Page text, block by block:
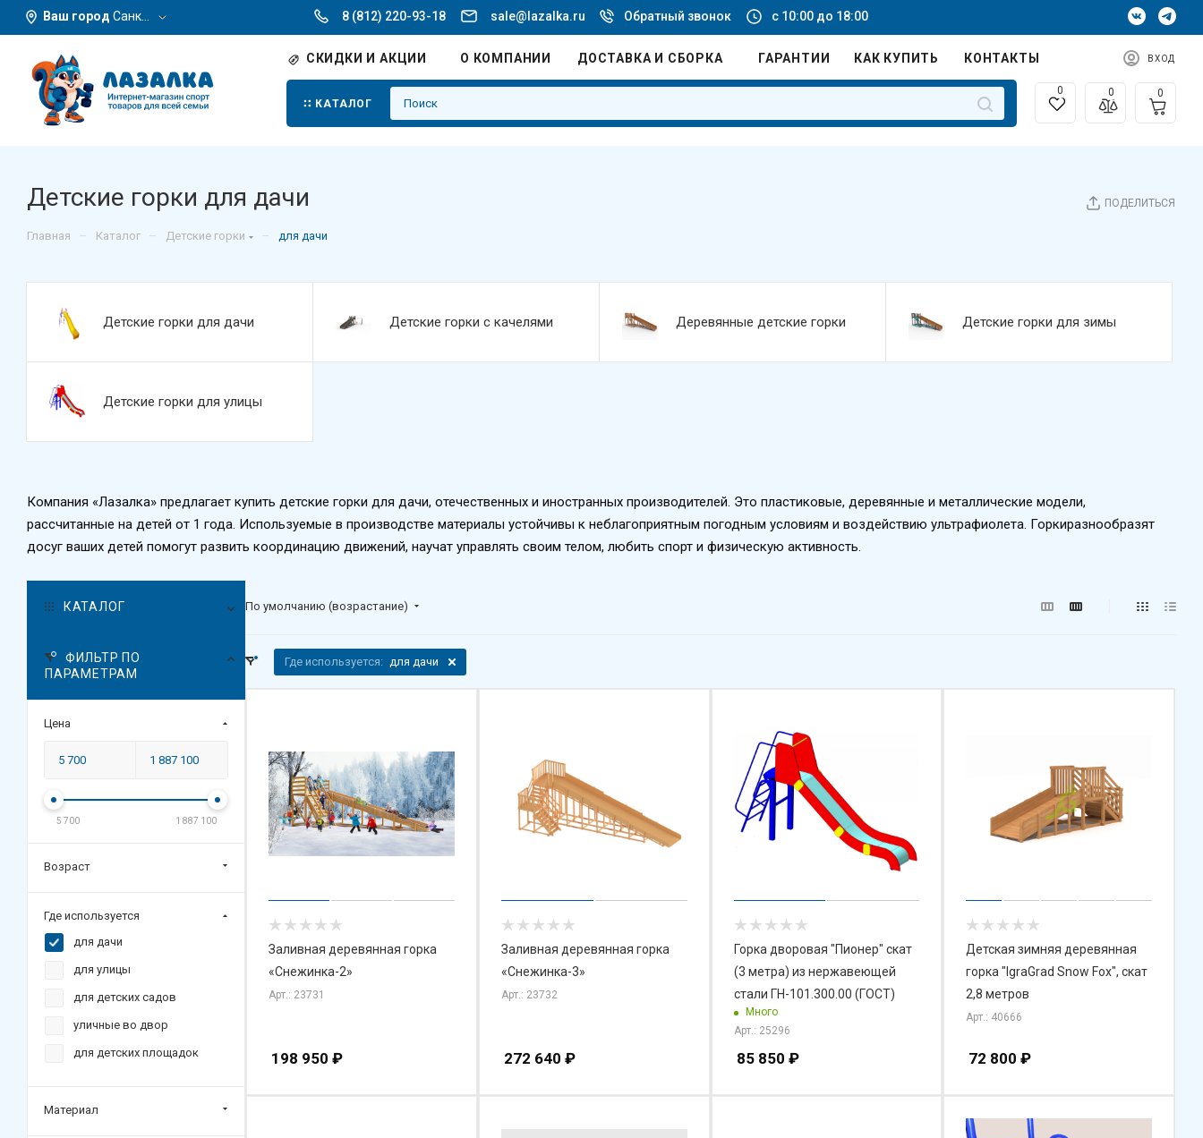
Ваш город Санкт-Петербург 8 (812) 220-93-18 sale@lazalka.ru Обратный звонок с 10:00 до 18:00
СКИДКИ И АКЦИИ О КОМПАНИИ ДОСТАВКА И СБОРКА ГАРАНТИИ КАК КУПИТЬ КОНТАКТЫ ВХОД
КАТАЛОГ
0 0 0
ПОДЕЛИТЬСЯ
Детские горки для дачи
Главная – Каталог – Детские горки – для дачи
Детские горки для дачи Детские горки с качелями Деревянные детские горки Детские горки для зимы
Детские горки для улицы
Компания «Лазалка» предлагает купить детские горки для дачи, отечественных и иностранных производителей. Это пластиковые, деревянные и металлические модели,
рассчитанные на детей от 1 года. Используемые в производстве материалы устойчивы к неблагоприятным погодным условиям и воздействию ультрафиолета. Горкиразнообразят
досуг ваших детей помогут развить координацию движений, научат управлять своим телом, любить спорт и физическую активность.
По умолчанию (возрастание)
Где используется: для дачи
Заливная деревянная горка
«Снежинка-2»
Арт.: 23731
198 950 ₽
Заливная деревянная горка
«Снежинка-3»
Арт.: 23732
272 640 ₽
Горка дворовая "Пионер" скат
(3 метра) из нержавеющей
стали ГН-101.300.00 (ГОСТ)
Много
Арт.: 25296
85 850 ₽
Детская зимняя деревянная
горка "IgraGrad Snow Fox", скат
2,8 метров
Арт.: 40666
72 800 ₽
КАТАЛОГ
ФИЛЬТР ПО
ПАРАМЕТРАМ
Цена
5 700 1 887 100
Возраст
Где используется
для дачи
для улицы
для детских садов
уличные во двор
для детских площадок
Материал